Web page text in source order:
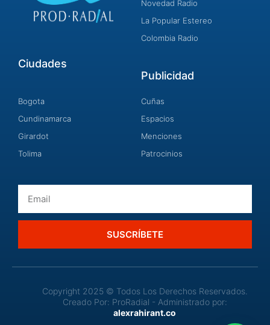
Novedad Radio
La Popular Estereo
Colombia Radio
Ciudades
Bogota
Cundinamarca
Girardot
Tolima
Publicidad
Cuñas
Espacios
Menciones
Patrocinios
SUSCRÍBETE
Copyright 2025 © Todos Los Derechos Reservados.
Creado Por: ProRadial - Administrado por:
alexrahirant.co